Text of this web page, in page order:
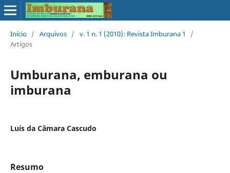
Início / Arquivos / v. 1 n. 1 (2010): Revista Imburana 1
/
Artigos
Umburana, emburana ou
imburana
Luí­s da Câmara Cascudo
Resumo